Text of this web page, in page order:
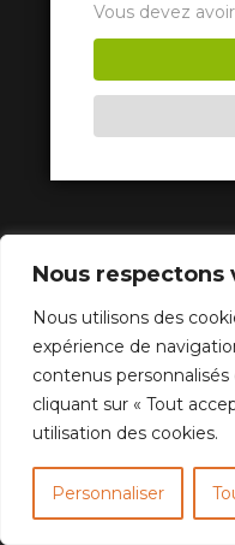
Nous
Nous utilisons des
expérience de
contenus
cliquant sur « Tout
utilisation des cookies.
Personnaliser
Vous devez avoir